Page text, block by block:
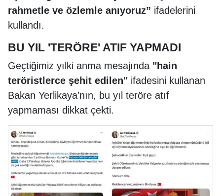
rahmetle ve özlemle anıyoruz” ifadelerini
kullandı.
BU YIL 'TERÖRE' ATIF YAPMADI
Geçtiğimiz yılki anma mesajında "hain
teröristlerce şehit edilen" ifadesini kullanan
Bakan Yerlikaya’nın, bu yıl teröre atıf
yapmaması dikkat çekti.